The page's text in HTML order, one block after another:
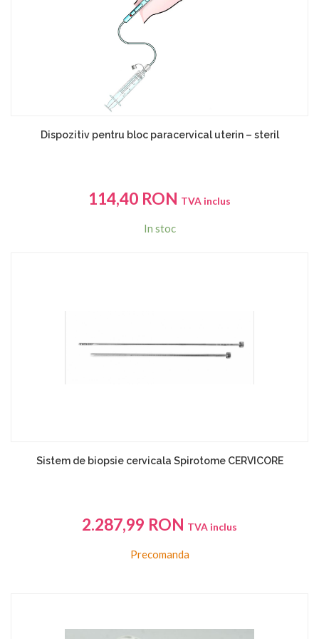
Dispozitiv pentru bloc paracervical uterin – steril
114,40 RON TVA inclus
In stoc
Sistem de biopsie cervicala Spirotome CERVICORE
2.287,99 RON TVA inclus
Precomanda